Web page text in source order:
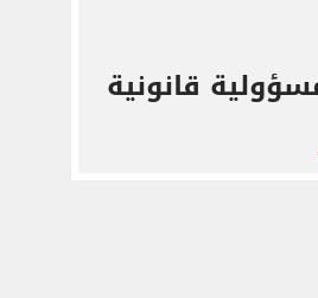
قانونية